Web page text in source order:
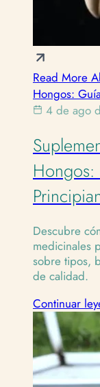
Read More
Hongos:
4 de ago
Descubre
medicinales
sobre tipos,
de calidad.
Continuar